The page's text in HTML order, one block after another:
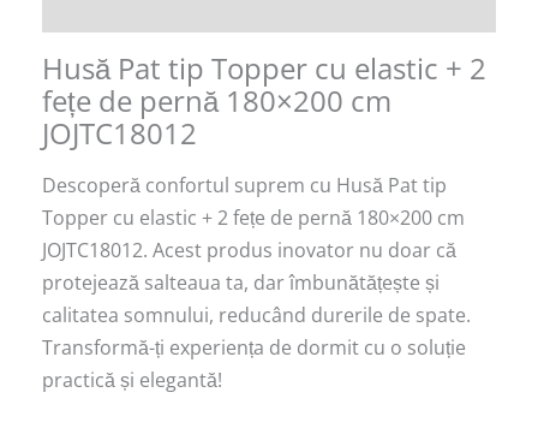
Husă Pat tip Topper cu elastic + 2
fețe de pernă 180×200 cm
JOJTC18012
Descoperă confortul suprem cu Husă Pat tip
Topper cu elastic + 2 fețe de pernă 180×200 cm
JOJTC18012. Acest produs inovator nu doar că
protejează salteaua ta, dar îmbunătățește și
calitatea somnului, reducând durerile de spate.
Transformă-ți experiența de dormit cu o soluție
practică și elegantă!